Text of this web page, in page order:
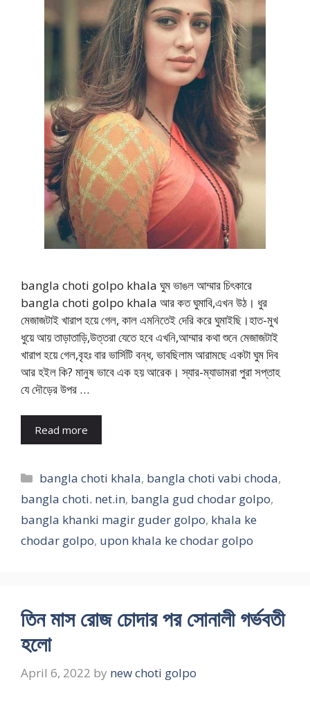
bangla choti golpo khala ঘুম ভাঙল আম্মার চিৎকারে
bangla choti golpo khala আর কত ঘুমাবি,এখন উঠ। ধুর
মেজাজটাই খারাপ হয়ে গেল, কাল এমনিতেই দেরি করে ঘুমাইছি।হাত-মুখ
ধুয়ে আয় তাড়াতাড়ি,উত্তরা যেতে হবে এখনি,আম্মার কথা শুনে মেজাজটাই
খারাপ হয়ে গেল,বৃহঃ বার ভার্সিটি বন্ধ, ভাবছিলাম আরামছে একটা ঘুম দিব
আর হইল কি? মানুষ ভাবে এক হয় আরেক। স্যার-ম্যাডামরা পুরা সপ্তাহ
যে দৌড়ের উপর …
Read more
Categories
bangla choti khala, bangla choti vabi choda,
bangla choti. net.in, bangla gud chodar golpo,
bangla khanki magir guder golpo, khala ke
chodar golpo, upon khala ke chodar golpo
তিন মাস রোজ চোদার পর সোনালী গর্ভবতী
হলো
April 6, 2022 by new choti golpo